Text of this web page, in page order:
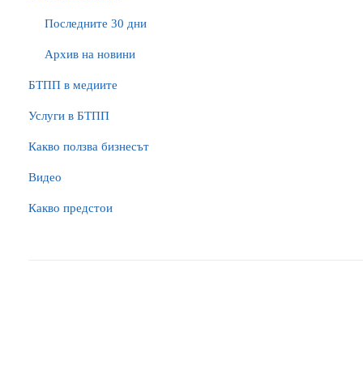
Последните 30 дни
Архив на новини
БTПП в медиите
Услуги в БТПП
Какво ползва бизнесът
Видео
Какво предстои